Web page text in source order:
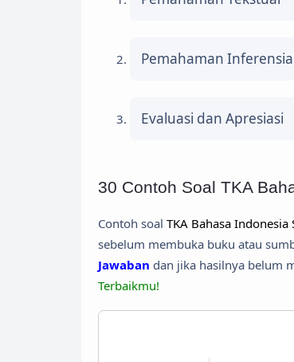
Pemahaman
Evaluasi dan Apresiasi
30 Contoh Soal TKA
Contoh soal TKA Bahasa Indonesia
sebelum membuka buku atau
Jawaban dan jika hasilnya belum
Terbaikmu!